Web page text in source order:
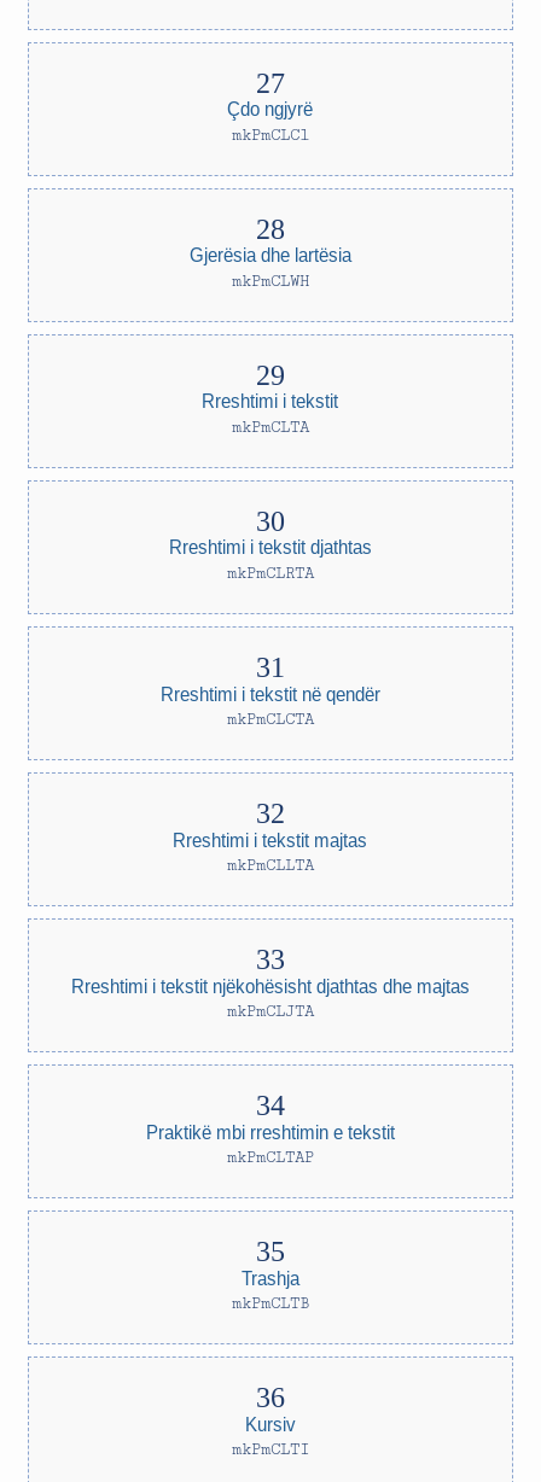
Çdo ngjyrë
mkPmCLCl
Gjerësia dhe lartësia
mkPmCLWH
Rreshtimi i tekstit
mkPmCLTA
Rreshtimi i tekstit djathtas
mkPmCLRTA
Rreshtimi i tekstit në qendër
mkPmCLCTA
Rreshtimi i tekstit majtas
mkPmCLLTA
Rreshtimi i tekstit njëkohësisht djathtas dhe majtas
mkPmCLJTA
Praktikë mbi rreshtimin e tekstit
mkPmCLTAP
Trashja
mkPmCLTB
Kursiv
mkPmCLTI